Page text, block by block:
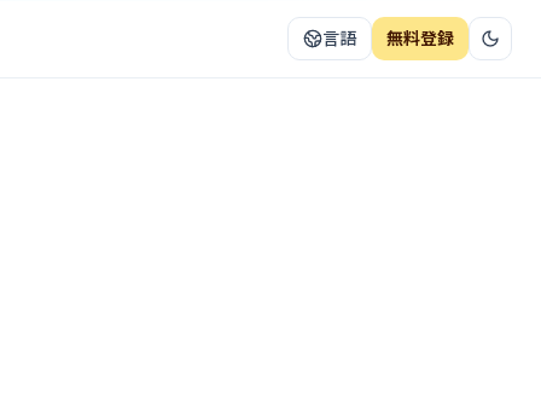
言語 無料登録